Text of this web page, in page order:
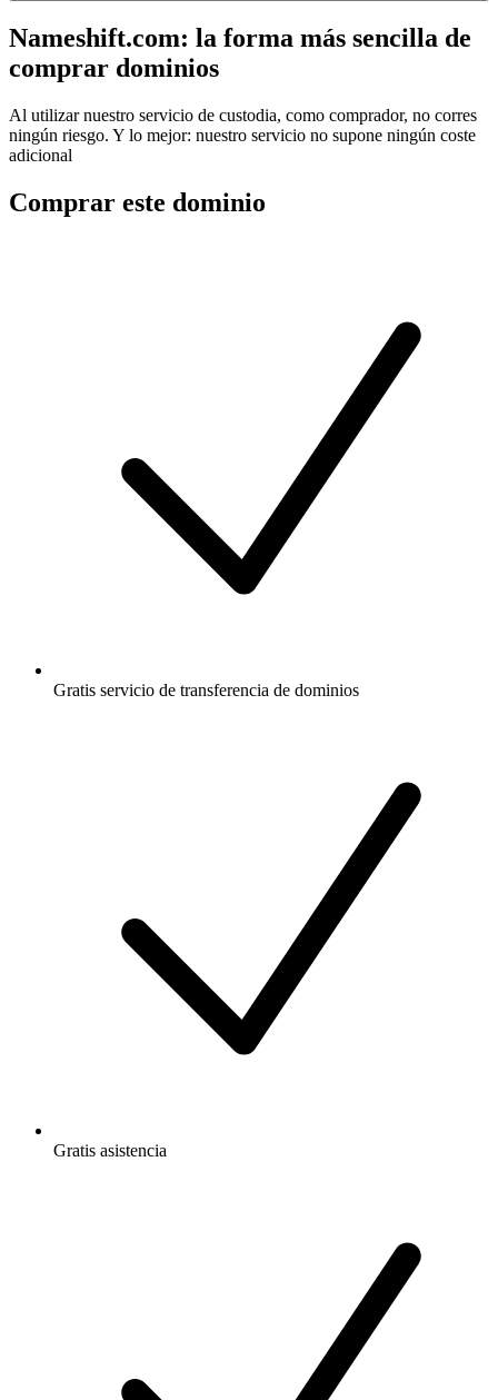
Nameshift.com: la forma más sencilla de
comprar dominios
Al utilizar nuestro servicio de custodia, como comprador, no corres
ningún riesgo. Y lo mejor: nuestro servicio no supone ningún coste
adicional
Comprar este dominio
Gratis servicio de transferencia de dominios
Gratis asistencia